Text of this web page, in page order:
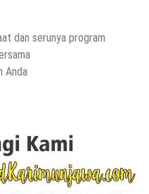
dan serunya program
Anda